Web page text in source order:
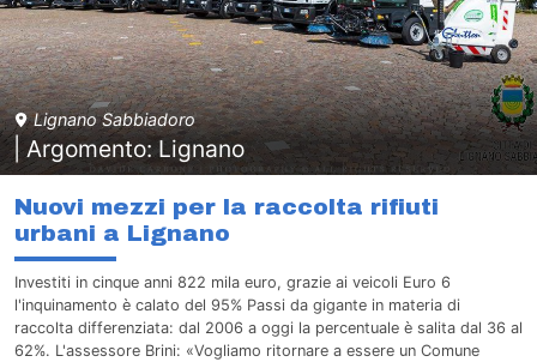
Lignano Sabbiadoro
| Argomento: Lignano
Nuovi mezzi per la raccolta rifiuti
urbani a Lignano
Investiti in cinque anni 822 mila euro, grazie ai veicoli Euro 6
l'inquinamento è calato del 95% Passi da gigante in materia di
raccolta differenziata: dal 2006 a oggi la percentuale è salita dal 36 al
62%. L'assessore Brini: «Vogliamo ritornare a essere un Comune